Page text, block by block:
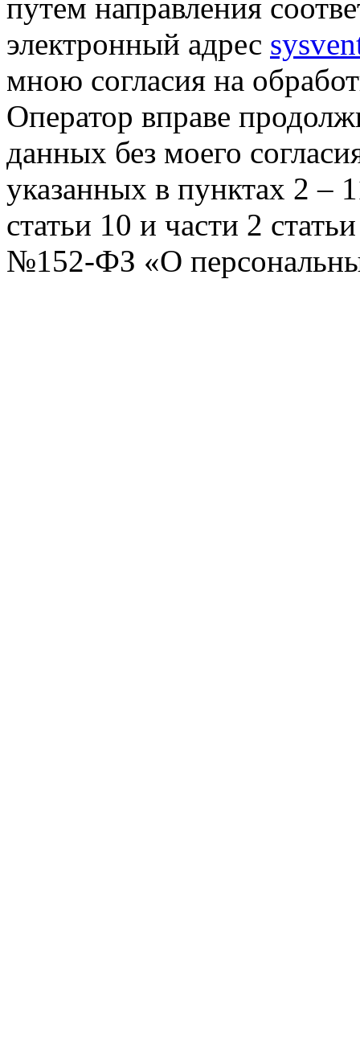
путем направления
электронный адрес
мною согласия на
Оператор вправе
данных без моего
указанных в пунктах 2 –
статьи 10 и части 2
№152-ФЗ «О